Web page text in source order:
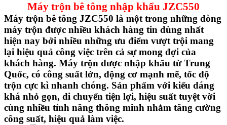
Máy trộn bê tông nhập khẩu JZC550
Máy trộn bê tông JZC550 là một trong những dòng
máy trộn được nhiều khách hàng tin dùng nhất
hiện nay bởi nhiều những ưu điểm vượt trội mang
lại hiệu quả công việc trên cả sự mong đợi của
khách hàng. Máy trộn được nhập khẩu từ Trung
Quốc, có công suất lớn, động cơ mạnh mẽ, tốc độ
trộn cực kì nhanh chóng. Sản phẩm với kiểu dáng
khá nhỏ gọn, di chuyển tiện lợi, hiệu suất tuyệt vời
cùng nhiều tính năng thông minh nhằm tăng cường
công suất, hiệu quả làm việc.